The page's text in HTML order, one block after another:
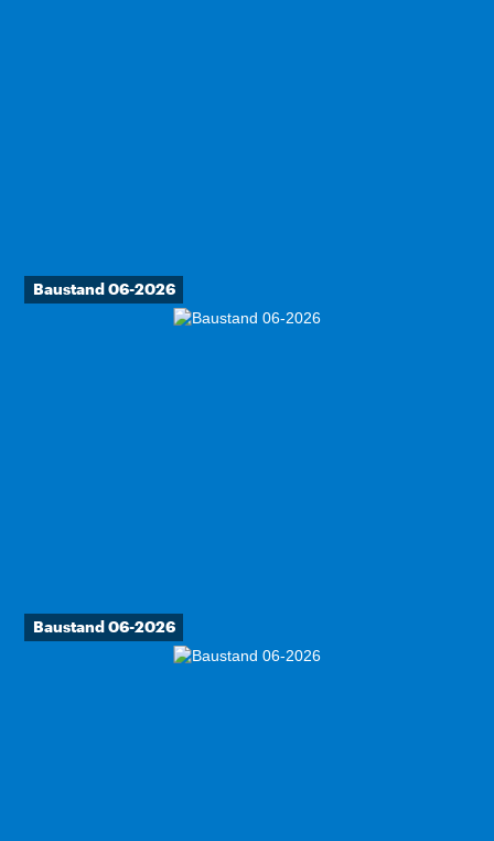
Baustand 06-2026
Baustand 06-2026